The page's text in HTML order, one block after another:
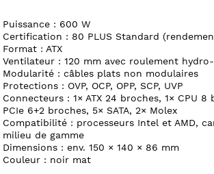
Puissance : 600 W
Certification : 80 PLUS Standard
Format : ATX
Ventilateur : 120 mm avec roulement
Modularité : câbles plats non modulaires
Protections : OVP, OCP, OPP, SCP, UVP
Connecteurs : 1× ATX 24 broches, 1× CPU 8
PCIe 6+2 broches, 5× SATA, 2× Molex
Compatibilité : processeurs Intel et AMD,
milieu de gamme
Dimensions : env. 150 × 140 × 86 mm
Couleur : noir mat